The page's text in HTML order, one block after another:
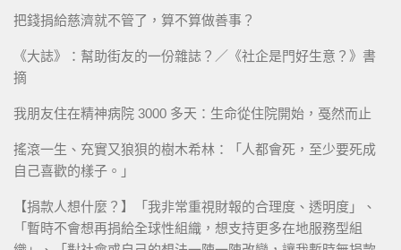
把錢捐給慈濟就不管了，算不算做善事？
《大誌》：幫助街友的一份雜誌？／《社企是門好生意？》書
摘
我朋友住在精神病院 3000 多天：生命從住院開始，戞然而止
搖滾一生、充實又狼狽的樹木希林：「人都會死，至少要死成
自己喜歡的樣子。」
【捐款人想什麼？】「我非常重視財報的合理度、透明度」、
「暫時不會想再捐給全球性組織，想支持更多在地服務型組